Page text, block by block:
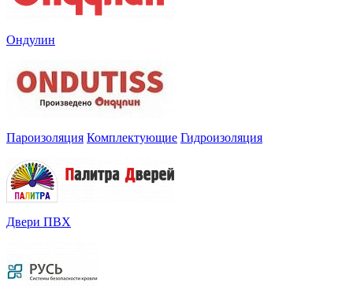
Ондулин
Пароизоляция Комплектующие Гидроизоляция
Двери ПВХ